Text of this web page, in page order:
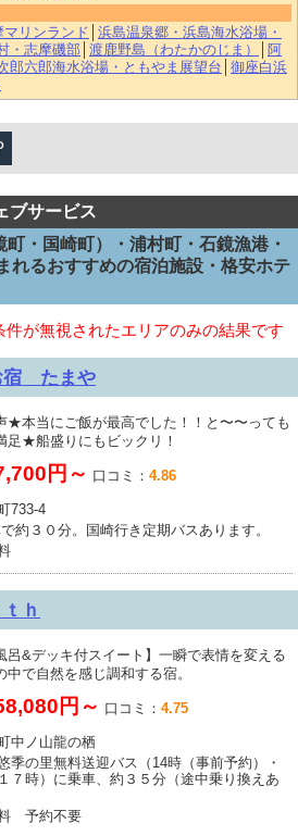
リンランド
浜島温泉郷・浜島海水浴場・
・志摩磯部 渡鹿野島（わたかのじま）
阿
郎六郎海水浴場・ともやま展望台 御座白浜
ブサービス
・国崎町）・浦村町・石鏡漁港・
れるおすすめの宿泊施設・格安ホテ
が無視されたエリアのみの結果です
宿 たまや
★本当にご飯が最高でした！！と〜〜っても
足★船盛りにもビックリ！
円～ 口コミ： 4.86
733-4
約３０分。国崎行き定期バスあります。
ｈ
呂&デッキ付スイート】一瞬で表情を変える
中で自然を感じ調和する宿。
円～ 口コミ： 4.75
中ノ山龍の栖
季の里無料送迎バス（14時（事前予約）・
７時）に乗車、約３５分（途中乗り換えあ
予約不要